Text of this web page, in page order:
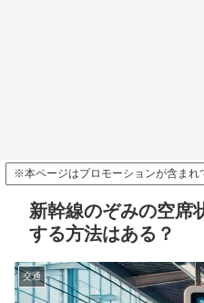
※本ページはプロモーションが含まれ
新幹線のぞみの空席
する方法はある？
交通